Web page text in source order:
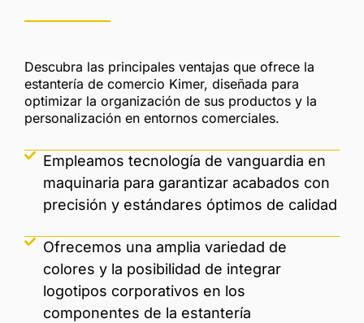
Descubra las principales ventajas que ofrece la
estantería de comercio Kimer, diseñada para
optimizar la organización de sus productos y la
personalización en entornos comerciales.
Empleamos tecnología de vanguardia en
maquinaria para garantizar acabados con
precisión y estándares óptimos de calidad
Ofrecemos una amplia variedad de
colores y la posibilidad de integrar
logotipos corporativos en los
componentes de la estantería